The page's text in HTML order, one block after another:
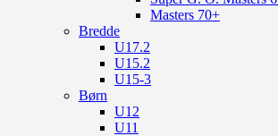
Masters 70+
Bredde
U17.2
U15.2
U15-3
Børn
U12
U11